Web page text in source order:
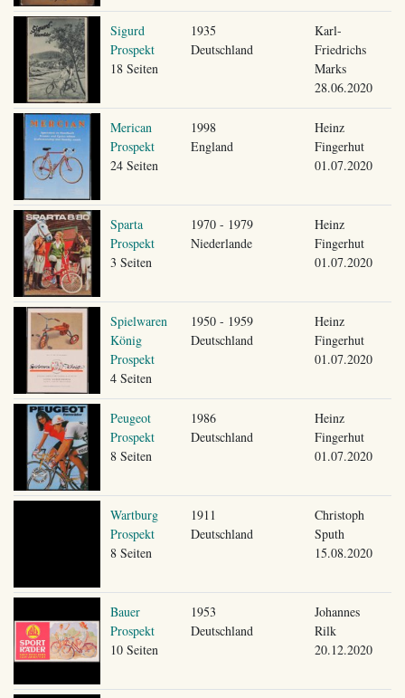
Sigurd
Prospekt
18 Seiten
1935
Deutschland
Karl-
Friedrichs
Marks
28.06.2020
Merican
Prospekt
24 Seiten
1998
England
Heinz
Fingerhut
01.07.2020
Sparta
Prospekt
3 Seiten
1970 - 1979
Niederlande
Heinz
Fingerhut
01.07.2020
Spielwaren
König
Prospekt
4 Seiten
1950 - 1959
Deutschland
Heinz
Fingerhut
01.07.2020
Peugeot
Prospekt
8 Seiten
1986
Deutschland
Heinz
Fingerhut
01.07.2020
Wartburg
Prospekt
8 Seiten
1911
Deutschland
Christoph
Sputh
15.08.2020
Bauer
Prospekt
10 Seiten
1953
Deutschland
Johannes
Rilk
20.12.2020